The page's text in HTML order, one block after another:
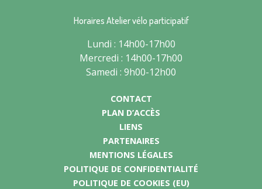
Horaires Atelier vélo participatif
Lundi : 14h00-17h00
Mercredi : 14h00-17h00
Samedi : 9h00-12h00
CONTACT
PLAN D’ACCÈS
LIENS
PARTENAIRES
MENTIONS LÉGALES
POLITIQUE DE CONFIDENTIALITÉ
POLITIQUE DE COOKIES (EU)